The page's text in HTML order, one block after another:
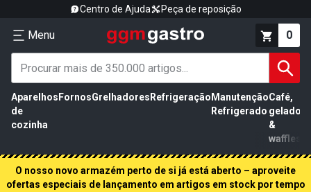
Centro de Ajuda Peça de reposição
Menu 0
Aparelhos
de
cozinha
FornosGrelhadores Refrigeração Manutenção
Refrigerado
Café,
gelados
&
waffles
O nosso novo armazém perto de si já está aberto – aproveite
ofertas especiais de lançamento em artigos em stock por tempo